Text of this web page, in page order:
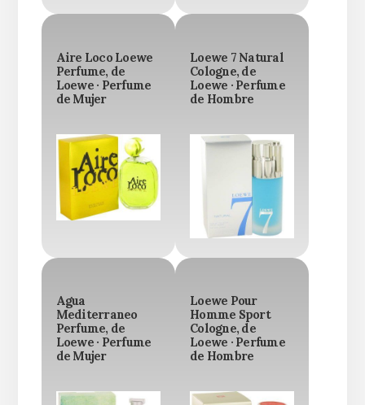
Aire Loco Loewe
Perfume, de
Loewe · Perfume
de Mujer
Loewe 7 Natural
Cologne, de
Loewe · Perfume
de Hombre
Agua
Mediterraneo
Perfume, de
Loewe · Perfume
de Mujer
Loewe Pour
Homme Sport
Cologne, de
Loewe · Perfume
de Hombre